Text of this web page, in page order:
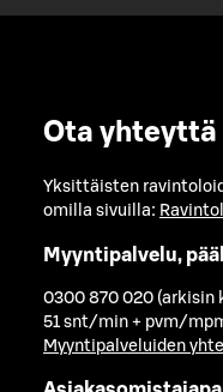
Ota yhteyttä
Yksittäisten
omilla sivuilla:
Myyntipalvelu,
0300 870 020 (arkisin
51 snt/min + pvm/
Myyntipalveluiden